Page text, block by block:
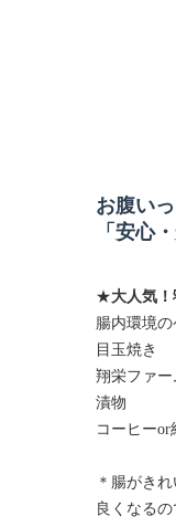
お腹いっ
「安心
★大人気
腸内環境
目玉焼き
翔栄ファ
漬物
コーヒーor
＊腸がき
良くなる